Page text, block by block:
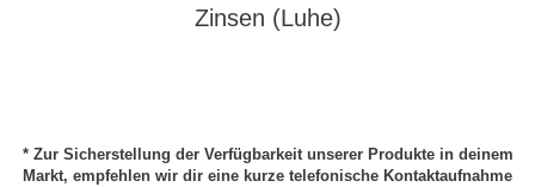
Zinsen (Luhe)
* Zur Sicherstellung der Verfügbarkeit unserer Produkte in deinem
Markt, empfehlen wir dir eine kurze telefonische Kontaktaufnahme